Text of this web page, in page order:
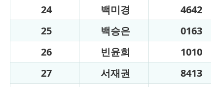
24
백미경
4642
25
백승은
0163
26
빈윤희
1010
27
서재권
8413